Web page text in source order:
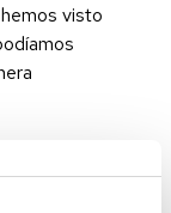
visto